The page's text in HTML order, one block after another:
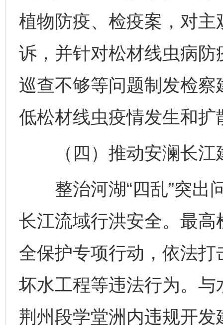
植物防疫、检疫案，对
诉，并针对松材线虫病
巡查不够等问题制发检
低松材线虫疫情发生和扩
（四）推动安澜长江
整治河湖“四乱”突出
长江流域行洪安全。最
全保护专项行动，依法
坏水工程等违法行为。
荆州段学堂洲内违规开